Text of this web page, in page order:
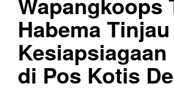
Habema Tinjau
di Pos Kotis